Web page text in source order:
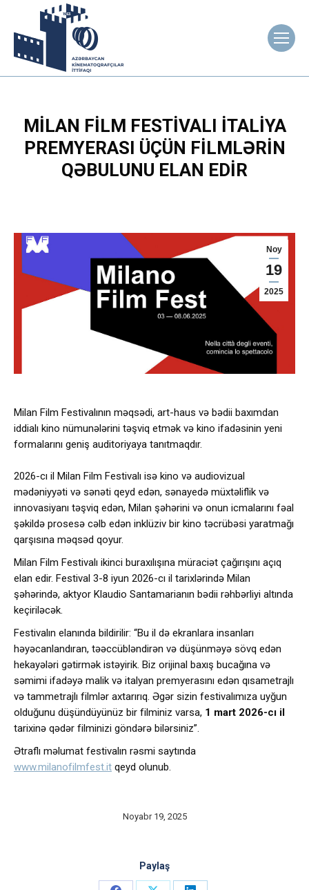
MILAN FILM FESTIVALI İTALIYA
PREMYERASI ÜÇÜN FILMLƏRIN
QƏBULUNU ELAN EDIR
Noy
19
2025
Milan Film Festivalının məqsədi, art-haus və bədii baxımdan
iddialı kino nümunələrini təşviq etmək və kino ifadəsinin yeni
formalarını geniş auditoriyaya tanıtmaqdır.
2026-cı il Milan Film Festivalı isə kino və audiovizual
mədəniyyəti və sənəti qeyd edən, sənayedə müxtəliflik və
innovasiyanı təşviq edən, Milan şəhərini və onun icmalarını fəal
şəkildə prosesə cəlb edən inklüziv bir kino təcrübəsi yaratmağı
qarşısına məqsəd qoyur.
Milan Film Festivalı ikinci buraxılışına müraciət çağırışını açıq
elan edir. Festival 3-8 iyun 2026-cı il tarixlərində Milan
şəhərində, aktyor Klaudio Santamarianın bədii rəhbərliyi altında
keçiriləcək.
Festivalın elanında bildirilir: “Bu il də ekranlara insanları
həyəcanlandıran, təəccübləndirən və düşünməyə sövq edən
hekayələri gətirmək istəyirik. Biz orijinal baxış bucağına və
səmimi ifadəyə malik və italyan premyerasını edən qısametrajlı
və tammetrajlı filmlər axtarırıq. Əgər sizin festivalımıza uyğun
olduğunu düşündüyünüz bir filminiz varsa, 1 mart 2026-cı il
tarixinə qədər filminizi göndərə bilərsiniz”.
Ətraflı məlumat festivalın rəsmi saytında
www.milanofilmfest.it qeyd olunub.
Noyabr 19, 2025
Paylaş